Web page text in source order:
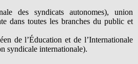
des syndicats autonomes), union
dans toutes les branches du public et
de l’Éducation et de l’Internationale
syndicale internationale).